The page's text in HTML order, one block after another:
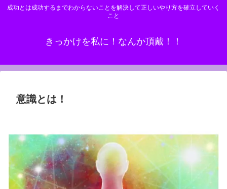
成功とは成功するまでわからないことを解決して正しいやり方を確立していく
こと
きっかけを私に！なんか頂戴！！
意識とは！